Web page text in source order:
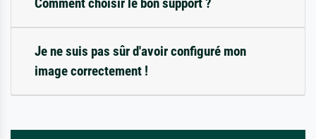
Je ne suis pas sûr d'avoir configuré mon
image correctement !